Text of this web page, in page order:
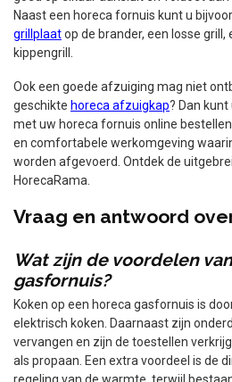
goed op elkaar aansluit en voldoet aan
Naast een horeca fornuis kunt u
grillplaat
op de brander, een losse grill,
kippengrill.
Ook een goede afzuiging mag niet
geschikte
horeca afzuigkap
? Dan
met uw horeca fornuis online
en comfortabele werkomgeving
worden afgevoerd. Ontdek de
Vraag en antwoord
Wat zijn de voordelen
gasfornuis?
Koken op een horeca gasfornuis is
elektrisch koken. Daarnaast zijn
vervangen en zijn de toestellen
als propaan. Een extra voordeel is de